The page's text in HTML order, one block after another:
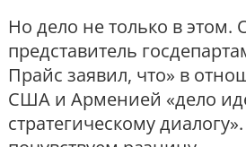
Но дело не только в
представитель
Прайс заявил, что» в
США и Арменией «дело
стратегическому